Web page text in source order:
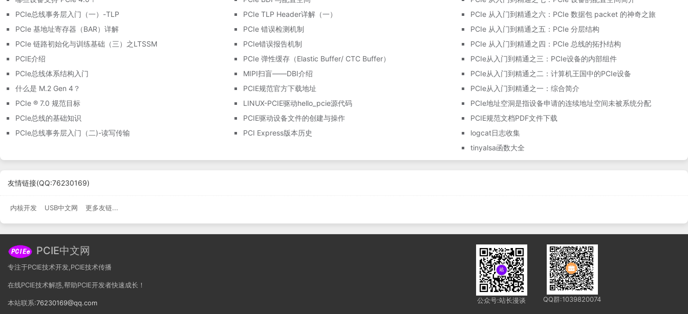
PCIe总线事务层入门（一）-TLP
PCIe 基地址寄存器（BAR）详解
PCIe 链路初始化与训练基础（三）之LTSSM
PCIE介绍
PCIe总线体系结构入门
什么是 M.2 Gen 4？
PCIe ® 7.0 规范目标
PCIe总线的基础知识
PCIe总线事务层入门（二)-读写传输
PCIe TLP Header详解（一）
PCIe 错误检测机制
PCIe错误报告机制
PCIe 弹性缓存（Elastic Buffer/ CTC Buffer）
MIPI扫盲——DBI介绍
PCIE规范官方下载地址
LINUX-PCIE驱动hello_pcie源代码
PCIE驱动设备文件的创建与操作
PCI Express版本历史
PCIe 从入门到精通之六：PCIe 数据包 packet 的神奇之旅
PCIe 从入门到精通之五：PCIe 分层结构
PCIe 从入门到精通之四：PCIe 总线的拓扑结构
PCIe从入门到精通之三：PCIe设备的内部组件
PCIe从入门到精通之二：计算机王国中的PCIe设备
PCIe从入门到精通之一：综合简介
PCIe地址空洞是指设备申请的连续地址空间未被系统分配
PCIE规范文档PDF文件下载
logcat日志收集
tinyalsa函数大全
友情链接(QQ:76230169)
内核开发 USB中文网 更多友链...
PCIE中文网
专注于PCIE技术开发,PCIE技术传播
在线PCIE技术解惑,帮助PCIE开发者快速成长！
本站联系:76230169@qq.com 公众号:站长漫谈 QQ群:1039820074